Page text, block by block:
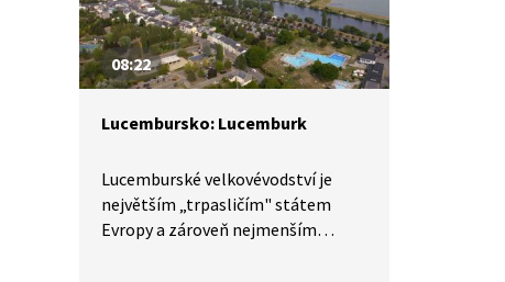
08:22
Lucembursko: Lucemburk
Lucemburské velkovévodství je
největším „trpasličím" státem
Evropy a zároveň nejmenším